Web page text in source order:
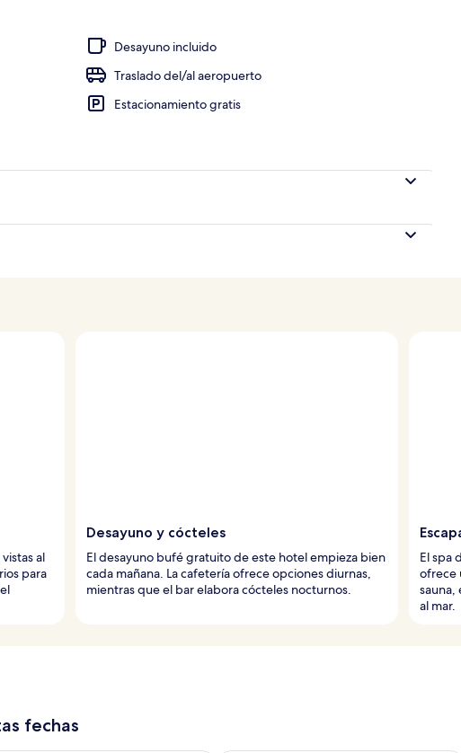
Desayuno incluido
Traslado del/al aeropuerto
Estacionamiento gratis
al
para
Desayuno y cócteles
El desayuno bufé gratuito de este hotel empieza bien
cada mañana. La cafetería ofrece opciones diurnas,
mientras que el bar elabora cócteles nocturnos.
El spa
ofrece
sauna,
al mar.
fechas